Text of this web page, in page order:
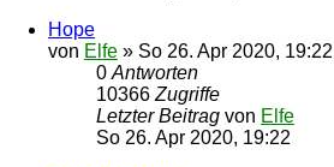
Hope
von Elfe » So 26. Apr 2020, 19:22
0 Antworten
10366 Zugriffe
Letzter Beitrag von Elfe
So 26. Apr 2020, 19:22